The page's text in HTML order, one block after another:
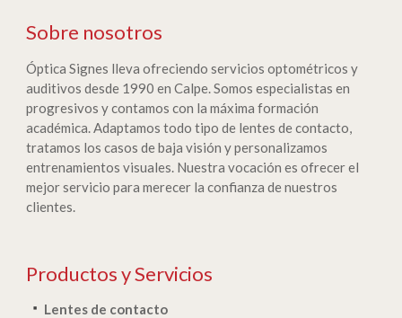
Sobre nosotros
Óptica Signes lleva ofreciendo servicios optométricos y
auditivos desde 1990 en Calpe. Somos especialistas en
progresivos y contamos con la máxima formación
académica. Adaptamos todo tipo de lentes de contacto,
tratamos los casos de baja visión y personalizamos
entrenamientos visuales. Nuestra vocación es ofrecer el
mejor servicio para merecer la confianza de nuestros
clientes.
Productos y Servicios
Lentes de contacto